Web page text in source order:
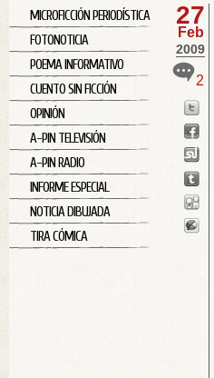
MICROFICCIÓN PERIODÍSTICA
FOTONOTICIA
POEMA INFORMATIVO
CUENTO SIN FICCIÓN
OPINIÓN
A-PIN TELEVISIÓN
A-PIN RADIO
INFORME ESPECIAL
NOTICIA DIBUJADA
TIRA CÓMICA
27
Feb
2009
2